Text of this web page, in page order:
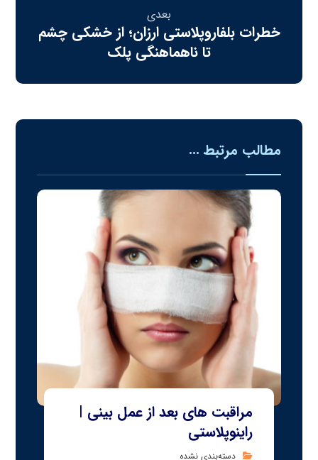
بعدی
خطرات بلفاروپلاستی ارزان؛ از خشکی چشم
تا ناهماهنگی پلک
مطالب مرتبط ...
مراقبت های بعد از عمل بینی |
راینوپلاستی
دسته‌بندی نشده